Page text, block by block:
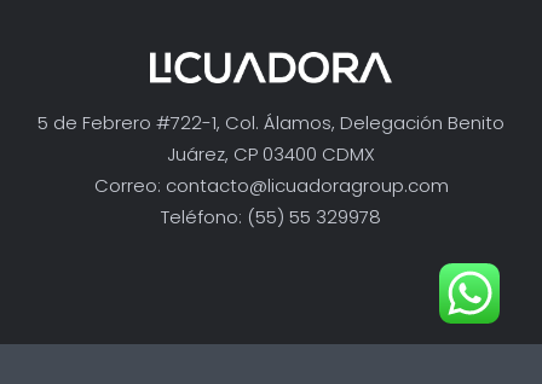
5 de Febrero #722-1, Col. Álamos, Delegación Benito
Juárez, CP 03400 CDMX
Correo: contacto@licuadoragroup.com
Teléfono: (55) 55 329978